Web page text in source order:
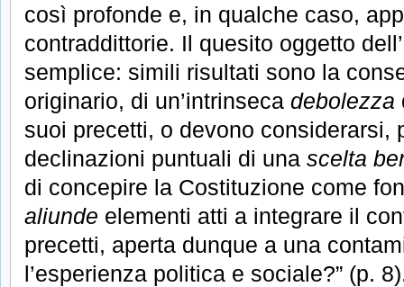
così profonde e, in qualche caso,
contraddittorie. Il quesito oggetto
semplice: simili risultati sono la
originario, di un’intrinseca debolezza
suoi precetti, o devono considerarsi,
declinazioni puntuali di una scelta
di concepire la Costituzione come
aliunde elementi atti a integrare il
precetti, aperta dunque a una
l’esperienza politica e sociale?” (p.